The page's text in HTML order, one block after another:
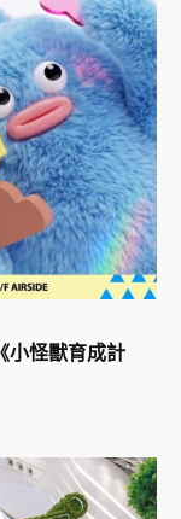
小怪獸育成計